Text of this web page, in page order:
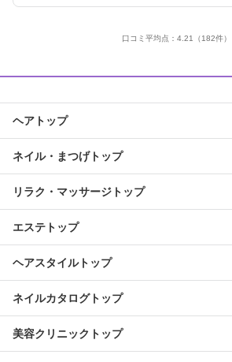
口コミ平均点： 4.21 （182件）
ヘアトップ
ネイル・まつげトップ
リラク・マッサージトップ
エステトップ
ヘアスタイルトップ
ネイルカタログトップ
美容クリニックトップ